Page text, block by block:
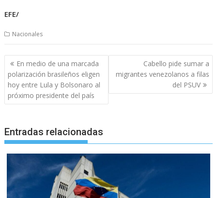
EFE/
Nacionales
Navegación
de
entradas
En medio de una marcada
polarización brasileños eligen
hoy entre Lula y Bolsonaro al
próximo presidente del país
Cabello pide sumar a
migrantes venezolanos a filas
del PSUV
Entradas relacionadas